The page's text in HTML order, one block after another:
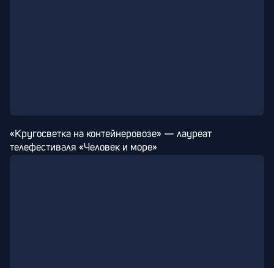
«Кругосветка на контейнеровозе» — лауреат
телефестиваля «Человек и море»